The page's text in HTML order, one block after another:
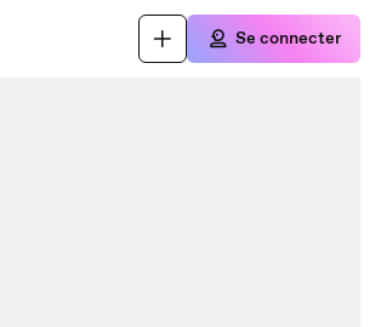
Se connecter